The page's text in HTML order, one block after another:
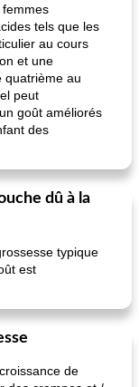
tels que les
au cours
et une
quatrième au
peut
goût améliorés
des
dû à la
typique
est
de